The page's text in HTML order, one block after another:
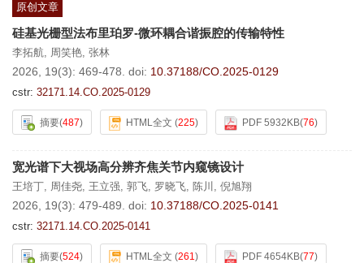
原创文章
硅基光栅型法布里珀罗-微环耦合谐振腔的传输特性
李拓航, 周笑艳, 张林
2026, 19(3): 469-478. doi: 10.37188/CO.2025-0129
cstr: 32171.14.CO.2025-0129
摘要(487) HTML全文 (225) PDF 5932KB(76)
宽光谱下大视场高分辨齐焦关节内窥镜设计
王培丁, 周佳尧, 王立强, 郭飞, 罗晓飞, 陈川 , 倪旭翔
2026, 19(3): 479-489. doi: 10.37188/CO.2025-0141
cstr: 32171.14.CO.2025-0141
摘要(524) HTML全文 (261) PDF 4654KB(77)